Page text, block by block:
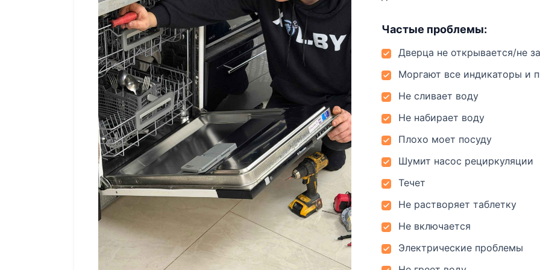
Частые проблемы:
Дверца не открывается/не
Моргают все индикаторы и
Не сливает воду
Не набирает воду
Плохо моет посуду
Шумит насос рециркуляции
Течет
Не растворяет таблетку
Не включается
Электрические проблемы